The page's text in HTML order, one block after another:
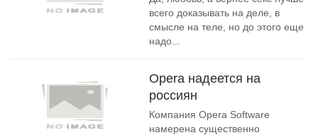
всего доказывать на деле, в
смысле на теле, но до этого еще
надо...
Opera надеется на
россиян
Компания Opera Software
намерена существенно